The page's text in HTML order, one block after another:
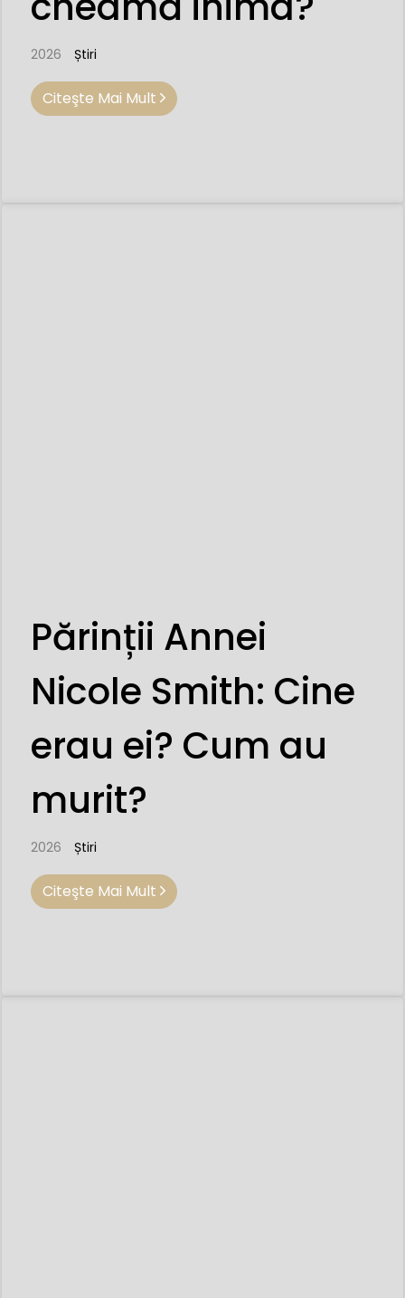
2026 Știri
Citeşte Mai Mult
Părinții Annei
Nicole Smith: Cine
erau ei? Cum au
murit?
2026 Știri
Citeşte Mai Mult